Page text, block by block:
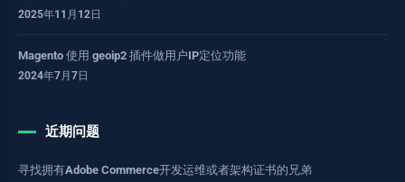
2025年11月12日
Magento 使用 geoip2 插件做用户IP定位功能
2024年7月7日
近期问题
寻找拥有Adobe Commerce开发运维或者架构证书的兄弟